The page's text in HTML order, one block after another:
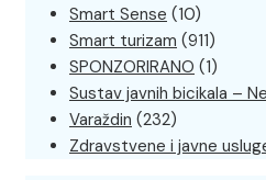
Smart Sense (10)
Smart turizam (911)
SPONZORIRANO (1)
Sustav javnih bicikala –
Varaždin (232)
Zdravstvene i javne